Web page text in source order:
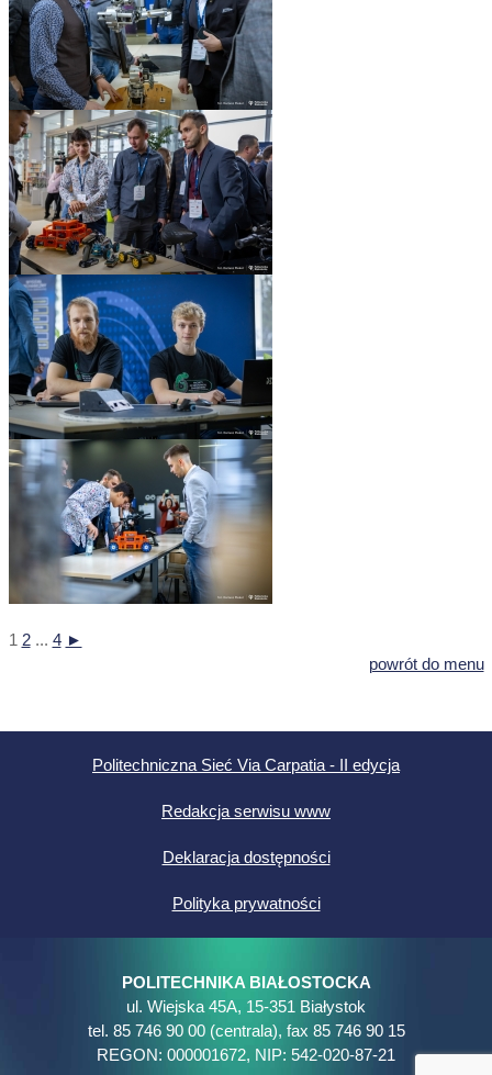
1 2 ... 4 ►
powrót do menu
Politechniczna Sieć Via Carpatia - II edycja
Redakcja serwisu www
Deklaracja dostępności
Polityka prywatności
POLITECHNIKA BIAŁOSTOCKA
ul. Wiejska 45A, 15-351 Białystok
tel. 85 746 90 00 (centrala), fax 85 746 90 15
REGON: 000001672, NIP: 542-020-87-21